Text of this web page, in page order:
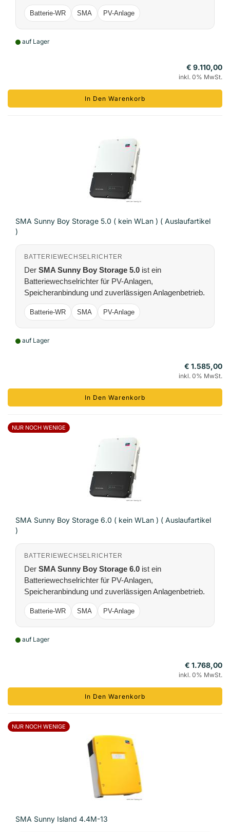
Batterie-WR SMA PV-Anlage
auf Lager
€ 9.110,00
inkl. 0% MwSt.
In Den Warenkorb
SMA Sunny Boy Storage 5.0 ( kein WLan ) ( Auslaufartikel
)
BATTERIEWECHSELRICHTER
Der SMA Sunny Boy Storage 5.0 ist ein
Batteriewechselrichter für PV-Anlagen,
Speicheranbindung und zuverlässigen Anlagenbetrieb.
Batterie-WR SMA PV-Anlage
auf Lager
€ 1.585,00
inkl. 0% MwSt.
In Den Warenkorb
NUR NOCH WENIGE
SMA Sunny Boy Storage 6.0 ( kein WLan ) ( Auslaufartikel
)
BATTERIEWECHSELRICHTER
Der SMA Sunny Boy Storage 6.0 ist ein
Batteriewechselrichter für PV-Anlagen,
Speicheranbindung und zuverlässigen Anlagenbetrieb.
Batterie-WR SMA PV-Anlage
auf Lager
€ 1.768,00
inkl. 0% MwSt.
In Den Warenkorb
NUR NOCH WENIGE
SMA Sunny Island 4.4M-13